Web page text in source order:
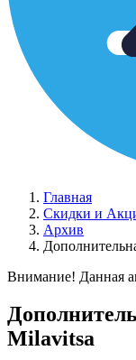
Главная
Скидки и
Архив
Внимание! Данная
Milavitsa